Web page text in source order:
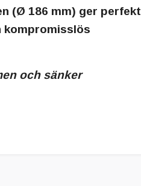
(Ø 186 mm) ger perfekt
kompromisslös
och sänker